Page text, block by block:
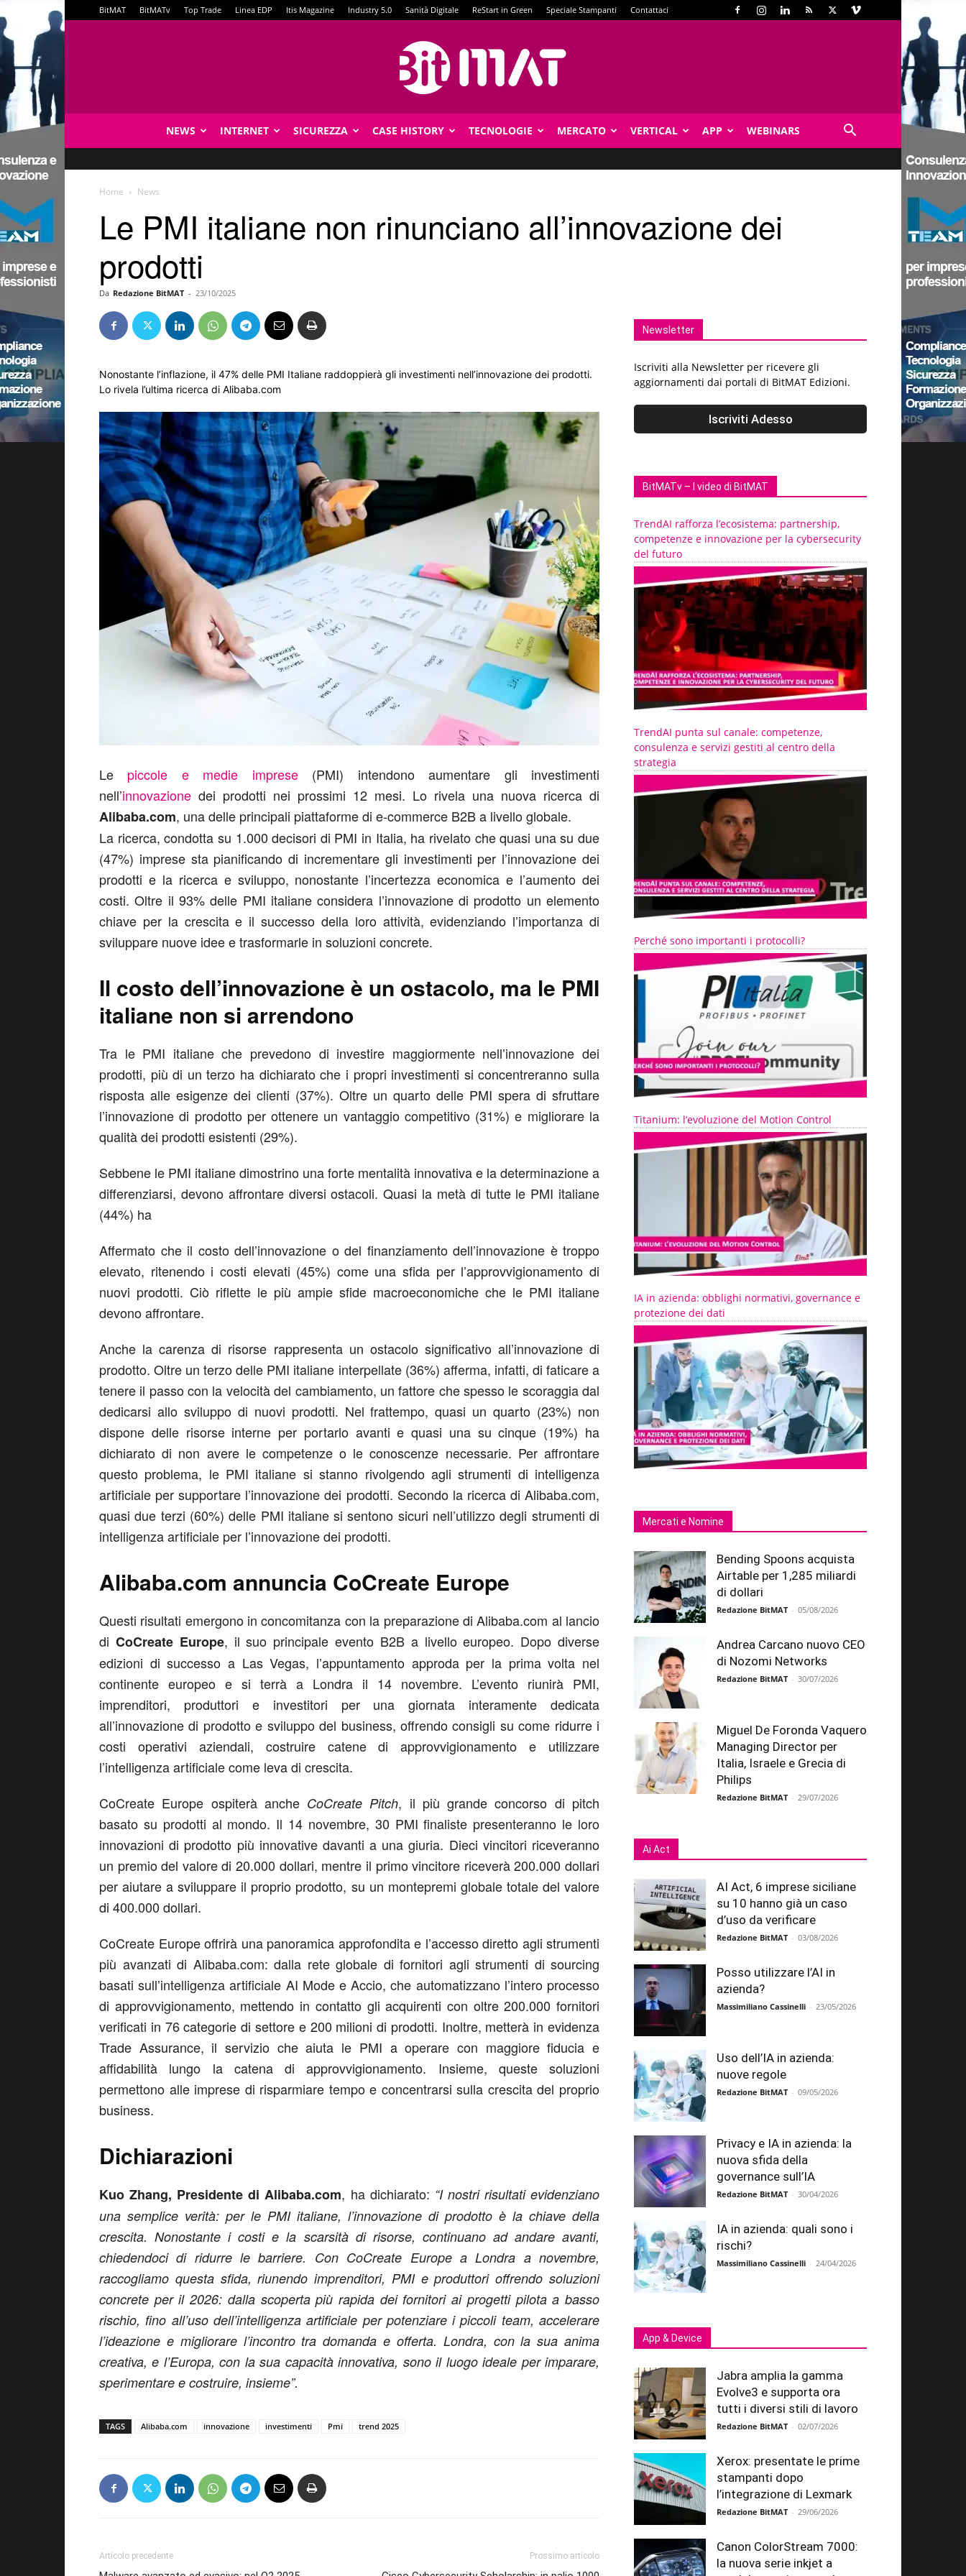
BitMAT BitMATv Top Trade Linea EDP Itis Magazine Industry 5.0 Sanità Digitale ReStart in Green Speciale Stampanti Contattaci
NEWS INTERNET SICUREZZA CASE HISTORY TECNOLOGIE MERCATO VERTICAL APP WEBINARS
Home News
Le PMI italiane non rinunciano all’innovazione dei
prodotti
Da Redazione BitMAT - 23/10/2025
Nonostante l’inflazione, il 47% delle PMI Italiane raddoppierà gli investimenti nell’innovazione dei prodotti.
Lo rivela l’ultima ricerca di Alibaba.com
Le piccole e medie imprese(PMI) intendono aumentare gli investimenti
nell’innovazione dei prodotti nei prossimi 12 mesi. Lo rivela una nuova ricerca di
Alibaba.com, una delle principali piattaforme di e-commerce B2B a livello globale.
La ricerca, condotta su 1.000 decisori di PMI in Italia, ha rivelato che quasi una su due
(47%) imprese sta pianificando di incrementare gli investimenti per l’innovazione dei
prodotti e la ricerca e sviluppo, nonostante l’incertezza economica e l’aumento dei
costi. Oltre il 93% delle PMI italiane considera l’innovazione di prodotto un elemento
chiave per la crescita e il successo della loro attività, evidenziando l’importanza di
sviluppare nuove idee e trasformarle in soluzioni concrete.
Il costo dell’innovazione è un ostacolo, ma le PMI
italiane non si arrendono
Tra le PMI italiane che prevedono di investire maggiormente nell’innovazione dei
prodotti, più di un terzo ha dichiarato che i propri investimenti si concentreranno sulla
risposta alle esigenze dei clienti (37%). Oltre un quarto delle PMI spera di sfruttare
l’innovazione di prodotto per ottenere un vantaggio competitivo (31%) e migliorare la
qualità dei prodotti esistenti (29%).
Sebbene le PMI italiane dimostrino una forte mentalità innovativa e la determinazione a
differenziarsi, devono affrontare diversi ostacoli. Quasi la metà di tutte le PMI italiane
(44%) ha
Affermato che il costo dell’innovazione o del finanziamento dell’innovazione è troppo
elevato, ritenendo i costi elevati (45%) come una sfida per l’approvvigionamento di
nuovi prodotti. Ciò riflette le più ampie sfide macroeconomiche che le PMI italiane
devono affrontare.
Anche la carenza di risorse rappresenta un ostacolo significativo all’innovazione di
prodotto. Oltre un terzo delle PMI italiane interpellate (36%) afferma, infatti, di faticare a
tenere il passo con la velocità del cambiamento, un fattore che spesso le scoraggia dal
dedicarsi allo sviluppo di nuovi prodotti. Nel frattempo, quasi un quarto (23%) non
dispone delle risorse interne per portarlo avanti e quasi una su cinque (19%) ha
dichiarato di non avere le competenze o le conoscenze necessarie. Per affrontare
questo problema, le PMI italiane si stanno rivolgendo agli strumenti di intelligenza
artificiale per supportare l’innovazione dei prodotti. Secondo la ricerca di Alibaba.com,
quasi due terzi (60%) delle PMI italiane si sentono sicuri nell’utilizzo degli strumenti di
intelligenza artificiale per l’innovazione dei prodotti.
Alibaba.com annuncia CoCreate Europe
Questi risultati emergono in concomitanza con la preparazione di Alibaba.com al lancio
di CoCreate Europe, il suo principale evento B2B a livello europeo. Dopo diverse
edizioni di successo a Las Vegas, l’appuntamento approda per la prima volta nel
continente europeo e si terrà a Londra il 14 novembre. L’evento riunirà PMI,
imprenditori, produttori e investitori per una giornata interamente dedicata
all’innovazione di prodotto e sviluppo del business, offrendo consigli su come ridurre i
costi operativi aziendali, costruire catene di approvvigionamento e utilizzare
l’intelligenza artificiale come leva di crescita.
CoCreate Europe ospiterà anche CoCreate Pitch, il più grande concorso di pitch
basato su prodotti al mondo. Il 14 novembre, 30 PMI finaliste presenteranno le loro
innovazioni di prodotto più innovative davanti a una giuria. Dieci vincitori riceveranno
un premio del valore di 20.000 dollari, mentre il primo vincitore riceverà 200.000 dollari
per aiutare a sviluppare il proprio prodotto, su un montepremi globale totale del valore
di 400.000 dollari.
CoCreate Europe offrirà una panoramica approfondita e l’accesso diretto agli strumenti
più avanzati di Alibaba.com: dalla rete globale di fornitori agli strumenti di sourcing
basati sull’intelligenza artificiale AI Mode e Accio, che automatizzano l’intero processo
di approvvigionamento, mettendo in contatto gli acquirenti con oltre 200.000 fornitori
verificati in 76 categorie di settore e 200 milioni di prodotti. Inoltre, metterà in evidenza
Trade Assurance, il servizio che aiuta le PMI a operare con maggiore fiducia e
affidabilità lungo la catena di approvvigionamento. Insieme, queste soluzioni
permettono alle imprese di risparmiare tempo e concentrarsi sulla crescita del proprio
business.
Dichiarazioni
Kuo Zhang, Presidente di Alibaba.com, ha dichiarato: “I nostri risultati evidenziano
una semplice verità: per le PMI italiane, l’innovazione di prodotto è la chiave della
crescita. Nonostante i costi e la scarsità di risorse, continuano ad andare avanti,
chiedendoci di ridurre le barriere. Con CoCreate Europe a Londra a novembre,
raccogliamo questa sfida, riunendo imprenditori, PMI e produttori offrendo soluzioni
concrete per il 2026: dalla scoperta più rapida dei fornitori ai progetti pilota a basso
rischio, fino all’uso dell’intelligenza artificiale per potenziare i piccoli team, accelerare
l’ideazione e migliorare l’incontro tra domanda e offerta. Londra, con la sua anima
creativa, e l’Europa, con la sua capacità innovativa, sono il luogo ideale per imparare,
sperimentare e costruire, insieme”.
TAGS Alibaba.com innovazione investimenti Pmi trend 2025
Articolo precedente Prossimo articolo
Newsletter
Iscriviti alla Newsletter per ricevere gli
aggiornamenti dai portali di BitMAT Edizioni.
BitMATv – I video di BitMAT
TrendAI rafforza l’ecosistema: partnership,
competenze e innovazione per la cybersecurity
del futuro
TrendAI punta sul canale: competenze,
consulenza e servizi gestiti al centro della
strategia
Perché sono importanti i protocolli?
Titanium: l’evoluzione del Motion Control
IA in azienda: obblighi normativi, governance e
protezione dei dati
Mercati e Nomine
Bending Spoons acquista
Airtable per 1,285 miliardi
di dollari
Redazione BitMAT - 05/08/2026
Andrea Carcano nuovo CEO
di Nozomi Networks
Redazione BitMAT - 30/07/2026
Miguel De Foronda Vaquero
Managing Director per
Italia, Israele e Grecia di
Philips
Redazione BitMAT - 29/07/2026
Ai Act
AI Act, 6 imprese siciliane
su 10 hanno già un caso
d’uso da verificare
Redazione BitMAT - 03/08/2026
Posso utilizzare l’AI in
azienda?
Massimiliano Cassinelli - 23/05/2026
Uso dell’IA in azienda:
nuove regole
Redazione BitMAT - 09/05/2026
Privacy e IA in azienda: la
nuova sfida della
governance sull’IA
Redazione BitMAT - 30/04/2026
IA in azienda: quali sono i
rischi?
Massimiliano Cassinelli - 24/04/2026
App & Device
Jabra amplia la gamma
Evolve3 e supporta ora
tutti i diversi stili di lavoro
Redazione BitMAT - 02/07/2026
Xerox: presentate le prime
stampanti dopo
l’integrazione di Lexmark
Redazione BitMAT - 29/06/2026
Canon ColorStream 7000:
la nuova serie inkjet a